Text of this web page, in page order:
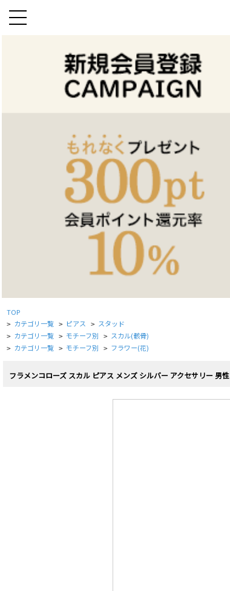
TOP
> カテゴリ一覧 > ピアス > スタッド
> カテゴリ一覧 > モチーフ別 > スカル(骸骨)
> カテゴリ一覧 > モチーフ別 > フラワー(花)
フラメンコローズ スカル ピアス メンズ シルバー アクセサリー 男